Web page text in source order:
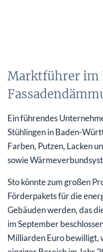
Marktführer im
Ein führendes
Stühlingen in Baden-
Farben, Putzen, Lacken
sowie
Sto könnte zum großen
Förderpakets für die
Gebäuden werden, das
im September
Milliarden Euro bewilligt,